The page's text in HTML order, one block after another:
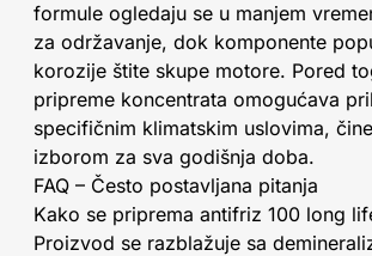
formule ogledaju se u manjem
za održavanje, dok komponente
korozije štite skupe motore. Pored
pripreme koncentrata omogućava
specifičnim klimatskim uslovima,
izborom za sva godišnja doba.
FAQ – Često postavljana pitanja
Kako se priprema antifriz 100 long
Proizvod se razblažuje sa